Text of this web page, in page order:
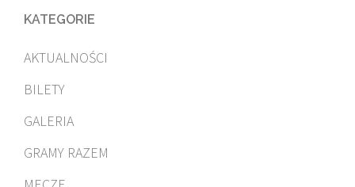
KATEGORIE
AKTUALNOŚCI
BILETY
GALERIA
GRAMY RAZEM